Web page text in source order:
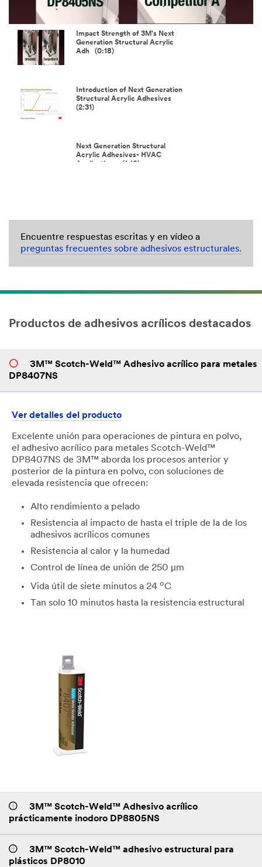
Video
Impact Strength of 3M's Next
Generation Structural Acrylic
Adh (0:18)
Introduction of Next Generation
Structural Acrylic Adhesives
(2:31)
Next Generation Structural
Acrylic Adhesives- HVAC
Encuentre respuestas escritas y en vídeo a
preguntas frecuentes sobre adhesivos estructurales.
Productos de adhesivos acrílicos destacados
3M™ Scotch-Weld™ Adhesivo acrílico para metales
DP8407NS
Ver detalles del producto
Excelente unión para operaciones de pintura en polvo,
el adhesivo acrílico para metales Scotch-Weld™
DP8407NS de 3M™ aborda los procesos anterior y
posterior de la pintura en polvo, con soluciones de
elevada resistencia que ofrecen:
Alto rendimiento a pelado
Resistencia al impacto de hasta el triple de la de los
adhesivos acrílicos comunes
Resistencia al calor y la humedad
Control de línea de unión de 250 μm
Vida útil de siete minutos a 24 oC
Tan solo 10 minutos hasta la resistencia estructural
3M™ Scotch-Weld™ Adhesivo acrílico
prácticamente inodoro DP8805NS
3M™ Scotch-Weld™ adhesivo estructural para
plásticos DP8010